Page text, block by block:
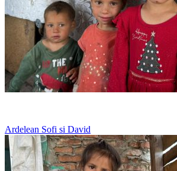
Ardelean Sofi si David